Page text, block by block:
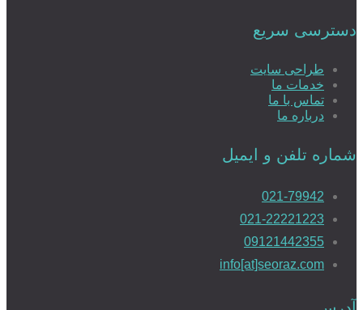
دسترسی سریع
طراحی سایت
خدمات ما
تماس با ما
درباره ما
شماره تلفن و ایمیل
021-79942
021-22221223
09121442355
info[at]seoraz.com